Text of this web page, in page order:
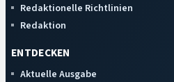
Redaktionelle Richtlinien
Redaktion
ENTDECKEN
Aktuelle Ausgabe